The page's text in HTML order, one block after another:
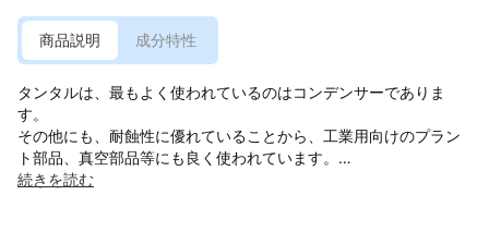
商品説明 成分特性
タンタルは、最もよく使われているのはコンデンサーでありま
す。
その他にも、耐蝕性に優れていることから、工業用向けのプラン
ト部品、真空部品等にも良く使われています。
続きを読む